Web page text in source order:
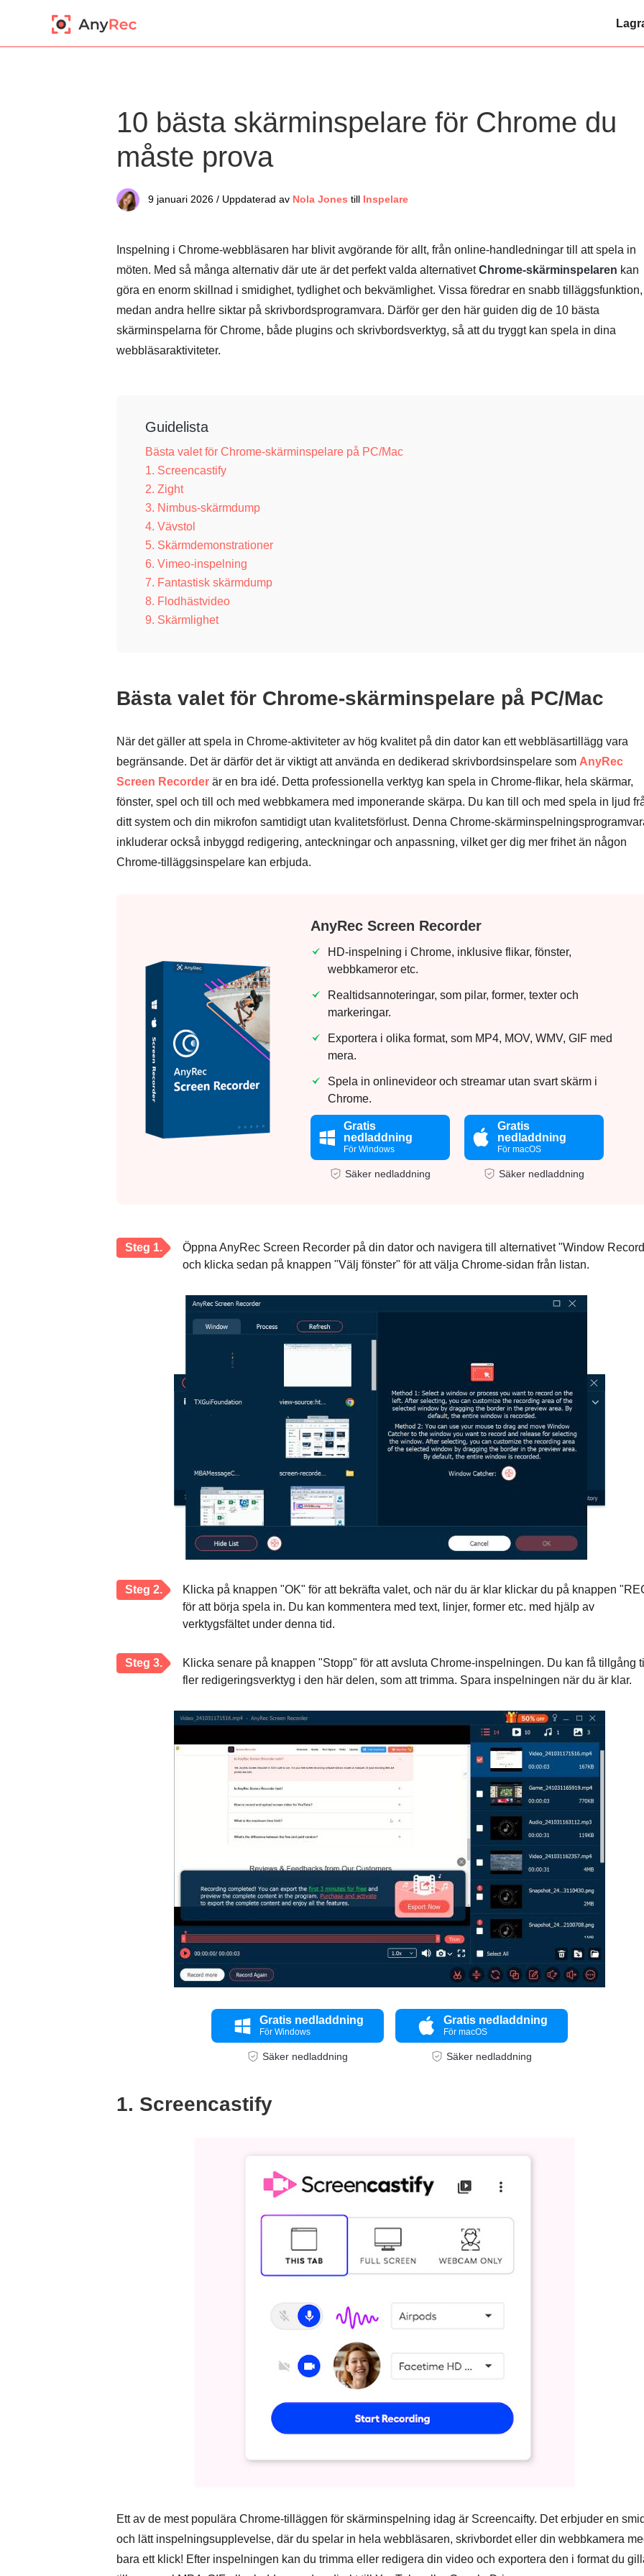
10 bästa skärminspelare för Chrome du
måste prova
9 januari 2026 / Uppdaterad av Nola Jones till Inspelare
Inspelning i Chrome-webbläsaren har blivit avgörande för allt, från online-handledningar till att spela in
möten. Med så många alternativ där ute är det perfekt valda alternativetChrome-skärminspelaren kan
göra en enorm skillnad i smidighet, tydlighet och bekvämlighet. Vissa föredrar en snabb tilläggsfunktion,
medan andra hellre siktar på skrivbordsprogramvara. Därför ger den här guiden dig de 10 bästa
skärminspelarna för Chrome, både plugins och skrivbordsverktyg, så att du tryggt kan spela in dina
webbläsaraktiviteter.
Guidelista
Bästa valet för Chrome-skärminspelare på PC/Mac
1. Screencastify
2. Zight
3. Nimbus-skärmdump
4. Vävstol
5. Skärmdemonstrationer
6. Vimeo-inspelning
7. Fantastisk skärmdump
8. Flodhästvideo
9. Skärmlighet
Bästa valet för Chrome-skärminspelare på PC/Mac
När det gäller att spela in Chrome-aktiviteter av hög kvalitet på din dator kan ett webbläsartillägg vara
begränsande. Det är därför det är viktigt att använda en dedikerad skrivbordsinspelare som AnyRec
Screen Recorder är en bra idé. Detta professionella verktyg kan spela in Chrome-flikar, hela skärmar,
fönster, spel och till och med webbkamera med imponerande skärpa. Du kan till och med spela in ljud
ditt system och din mikrofon samtidigt utan kvalitetsförlust. Denna Chrome-
inkluderar också inbyggd redigering, anteckningar och anpassning, vilket ger dig mer frihet än någon
Chrome-tilläggsinspelare kan erbjuda.
AnyRec Screen Recorder
HD-inspelning i Chrome, inklusive flikar, fönster,
webbkameror etc.
Realtidsannoteringar, som pilar, former, texter och
markeringar.
Exportera i olika format, som MP4, MOV, WMV, GIF med
mera.
Spela in onlinevideor och streamar utan svart skärm i
Chrome.
Gratis
nedladdning
För Windows
Säker nedladdning
Gratis
nedladdning
För macOS
Säker nedladdning
Steg 1.
Öppna AnyRec Screen Recorder på din dator och navigera till alternativet "Window
och klicka sedan på knappen "Välj fönster" för att välja Chrome-sidan från listan.
Steg 2.
Klicka på knappen "OK" för att bekräfta valet, och när du är klar klickar du på knappen
för att börja spela in. Du kan kommentera med text, linjer, former etc. med hjälp av
verktygsfältet under denna tid.
Steg 3.
Klicka senare på knappen "Stopp" för att avsluta Chrome-inspelningen. Du kan få tillgång
fler redigeringsverktyg i den här delen, som att trimma. Spara inspelningen när du är klar.
Gratis nedladdning
För Windows
Säker nedladdning
Gratis nedladdning
För macOS
Säker nedladdning
1. Screencastify
Ett av de mest populära Chrome-tilläggen för skärminspelning idag är Screencaifty. Det erbjuder en
och lätt inspelningsupplevelse, där du spelar in hela webbläsaren, skrivbordet eller din webbkamera
bara ett klick! Efter inspelningen kan du trimma eller redigera din video och exportera den i format du